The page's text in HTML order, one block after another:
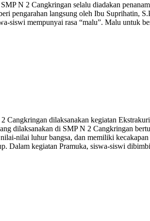
N 2 Cangkringan selalu diadakan
pengarahan langsung oleh Ibu Suprihatin,
siswi mempunyai rasa “malu”. Malu untuk
Cangkringan dilaksanakan kegiatan
dilaksanakan di SMP N 2 Cangkringan
nilai luhur bangsa, dan memiliki
Dalam kegiatan Pramuka, siswa-siswi